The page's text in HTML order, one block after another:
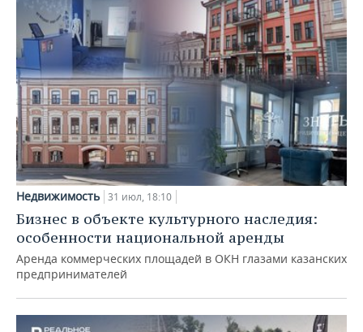
Недвижимость 31 июл, 18:10
Бизнес в объекте культурного наследия:
особенности национальной аренды
Аренда коммерческих площадей в ОКН глазами казанских
предпринимателей